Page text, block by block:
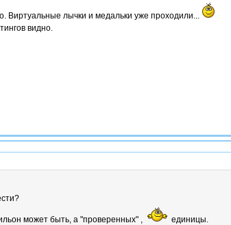
Виртуальные лычки и медальки уже проходили...
видно.
может быть, а "проверенных" , единицы.